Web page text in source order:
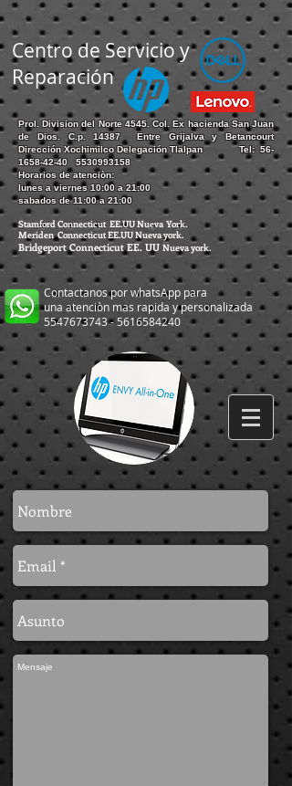
Centro de Servicio y
Reparación
Prol. Division del Norte 4545. Col. Ex hacienda San Juan
de Dios. C.p. 14387 Entre Grijalva y Betancourt
Dirección Xochimilco Delegación Tlalpan Tel:56-
1658-42-40
5530993158
Horarios de atenciòn:
lunes a viernes 10:00 a 21:00
sabados de 11:00 a 21:00
Stamford Connecticut EE.UU Nueva York.
Meriden Connecticut EE.UU Nueva york.
BridgeportConnecticut EE. UU Nueva york.
Contactanos por whatsApp para
una atenciòn mas rapida y personalizada
5547673743- 5616584240